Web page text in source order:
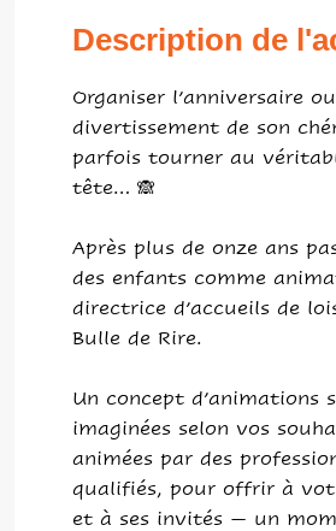
Description de
Organiser l’anniversaire
divertissement de son
parfois tourner au
tête… 🙈
Après plus de onze ans
des enfants comme
directrice d’accueils de
Bulle de Rire.
Un concept d’animations
imaginées selon vos
animées par des
qualifiés, pour offrir à
et à ses invités — un